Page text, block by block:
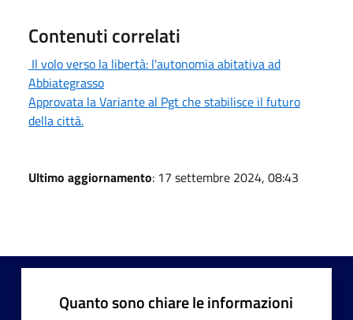
Contenuti correlati
Il volo verso la libertà: l'autonomia abitativa ad
Abbiategrasso
Approvata la Variante al Pgt che stabilisce il futuro
della città.
Ultimo aggiornamento: 17 settembre 2024, 08:43
Quanto sono chiare le informazioni